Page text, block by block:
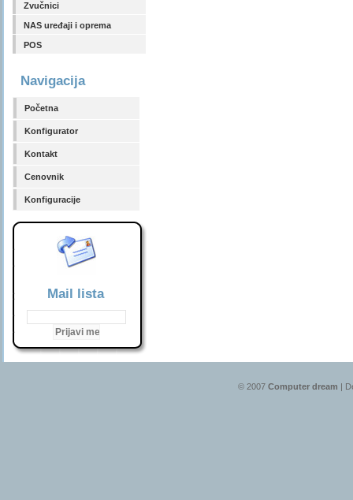
Zvučnici
NAS uređaji i oprema
POS
Navigacija
Početna
Konfigurator
Kontakt
Cenovnik
Konfiguracije
Mail lista
© 2007 Computer dream |